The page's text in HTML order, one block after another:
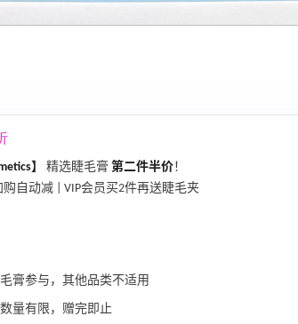
】 精选睫毛膏 第二件半价！
自动减 | VIP会员买2件再送睫毛夹
膏参与，其他品类不适用
量有限，赠完即止
】Bobbi Brown 美网：美妆礼
立省$50
橘子眼霜+精华唇蜜等好礼
、拉夫劳伦等